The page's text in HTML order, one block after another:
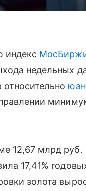
индекс
недельных
относительно
12,67 млрд руб.
17,41%
золота